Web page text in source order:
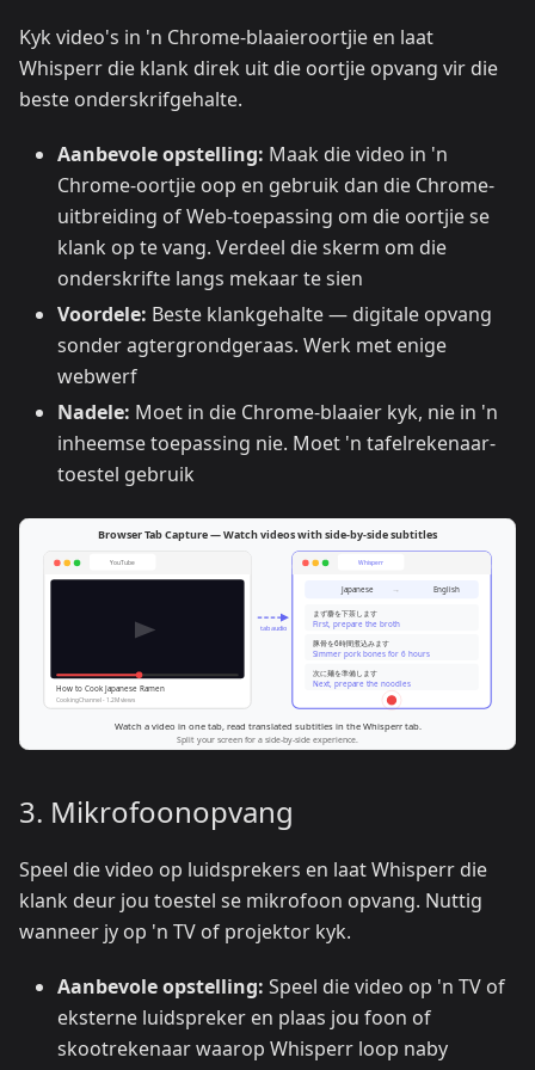
Kyk video's in 'n Chrome-blaaieroortjie en laat
Whisperr die klank direk uit die oortjie opvang vir die
beste onderskrifgehalte.
Aanbevole opstelling: Maak die video in 'n
Chrome-oortjie oop en gebruik dan die Chrome-
uitbreiding of Web-toepassing om die oortjie se
klank op te vang. Verdeel die skerm om die
onderskrifte langs mekaar te sien
Voordele: Beste klankgehalte — digitale opvang
sonder agtergrondgeraas. Werk met enige
webwerf
Nadele: Moet in die Chrome-blaaier kyk, nie in 'n
inheemse toepassing nie. Moet 'n tafelrekenaar-
toestel gebruik
3. Mikrofoonopvang
Speel die video op luidsprekers en laat Whisperr die
klank deur jou toestel se mikrofoon opvang. Nuttig
wanneer jy op 'n TV of projektor kyk.
Aanbevole opstelling: Speel die video op 'n TV of
eksterne luidspreker en plaas jou foon of
skootrekenaar waarop Whisperr loop naby